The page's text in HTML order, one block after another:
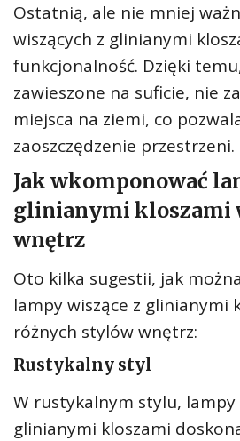
Ostatnią, ale nie mniej
wiszących z glinianymi
funkcjonalność. Dzięki
zawieszone na suficie, nie
miejsca na ziemi, co
zaoszczędzenie przestrzeni.
Jak wkomponować
glinianymi kloszami
wnętrz
Oto kilka sugestii, jak
lampy wiszące z glinianymi
różnych stylów wnętrz:
Rustykalny styl
W rustykalnym stylu, lampy
glinianymi kloszami